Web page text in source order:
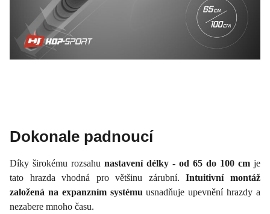
Dokonale padnoucí
Díky širokému rozsahu nastavení délky - od 65 do 100 cm je
tato hrazda vhodná pro většinu zárubní.Intuitivní montáž
založená na expanzním systému usnadňuje upevnění hrazdy a
nezabere mnoho času.